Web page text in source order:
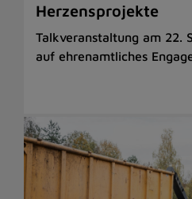
Herzensprojekte
Talkveranstaltung am 22.
auf ehrenamtliches